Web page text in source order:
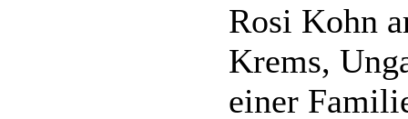
Rosi Kohn
Krems,
einer